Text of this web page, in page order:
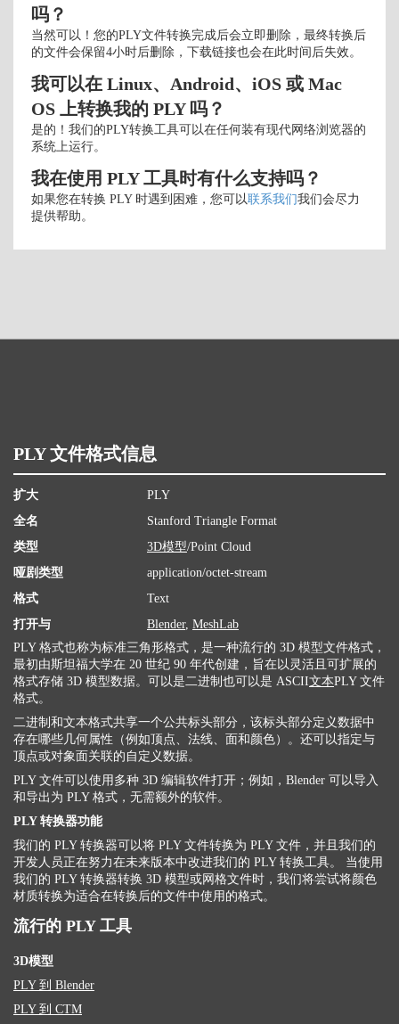
吗？
当然可以！您的PLY文件转换完成后会立即删除，最终转换后
的文件会保留4小时后删除，下载链接也会在此时间后失效。
我可以在 Linux、Android、iOS 或 Mac
OS 上转换我的 PLY 吗？
是的！我们的PLY转换工具可以在任何装有现代网络浏览器的
系统上运行。
我在使用 PLY 工具时有什么支持吗？
如果您在转换 PLY 时遇到困难，您可以联系我们我们会尽力
提供帮助。
PLY 文件格式信息
扩大
PLY
全名
Stanford Triangle Format
类型
3D模型/Point Cloud
哑剧类型
application/octet-stream
格式
Text
打开与
Blender, MeshLab
PLY 格式也称为标准三角形格式，是一种流行的 3D 模型文件格式，
最初由斯坦福大学在 20 世纪 90 年代创建，旨在以灵活且可扩展的
格式存储 3D 模型数据。可以是二进制也可以是 ASCII文本PLY 文件
格式。
二进制和文本格式共享一个公共标头部分，该标头部分定义数据中
存在哪些几何属性（例如顶点、法线、面和颜色）。还可以指定与
顶点或对象面关联的自定义数据。
PLY 文件可以使用多种 3D 编辑软件打开；例如，Blender 可以导入
和导出为 PLY 格式，无需额外的软件。
PLY 转换器功能
我们的 PLY 转换器可以将 PLY 文件转换为 PLY 文件，并且我们的
开发人员正在努力在未来版本中改进我们的 PLY 转换工具。 当使用
我们的 PLY 转换器转换 3D 模型或网格文件时，我们将尝试将颜色
材质转换为适合在转换后的文件中使用的格式。
流行的 PLY 工具
3D模型
PLY 到 Blender
PLY 到 CTM